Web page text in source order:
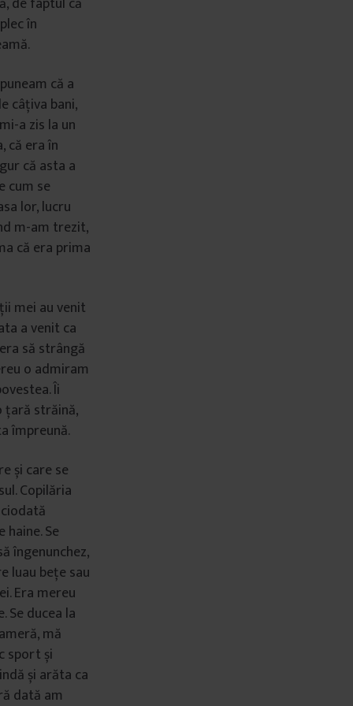
în
că a
câțiva bani,
a zis la un
că era în
că asta a
cum se
lor, lucru
m-am trezit,
că era prima
mei au venit
a venit ca
să strângă
o admiram
Îi
țară străină,
împreună.
și care se
Copilăria
Se
îngenunchez,
luau bețe sau
Era mereu
Se ducea la
mă
sport și
și arăta ca
dată am